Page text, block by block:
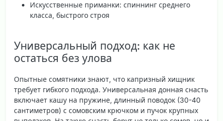
Искусственные приманки: спиннинг среднего
класса, быстрого строя
Универсальный подход: как не
остаться без улова
Опытные сомятники знают, что капризный хищник
требует гибкого подхода. Универсальная донная снасть
включает кашу на пружине, длинный поводок (30-40
сантиметров) с сомовским крючком и пучок крупных